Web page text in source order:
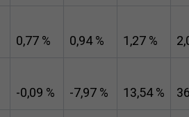
0,77% 0,94% 1,27% 2,
-0,09 % -7,97% 13,54%